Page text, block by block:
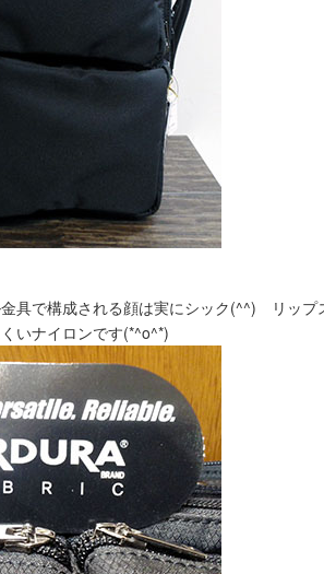
具で構成される顔は実にシック(^^) リップ
いナイロンです(*^o^*)